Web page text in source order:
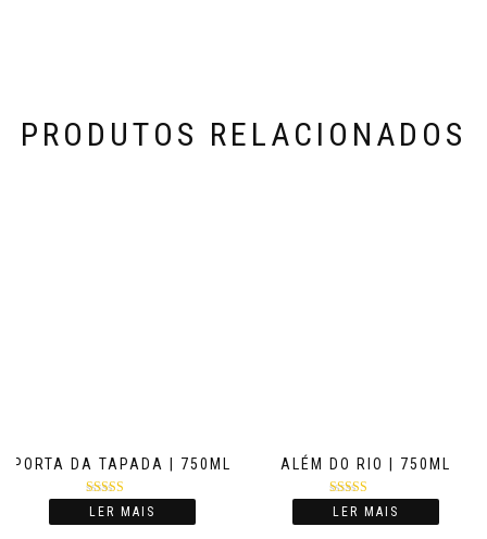
PRODUTOS RELACIONADOS
PORTA DA TAPADA | 750ML
Avaliação
5.00 de 5
LER MAIS
ALÉM DO RIO | 750ML
Avaliação
5.00 de 5
LER MAIS